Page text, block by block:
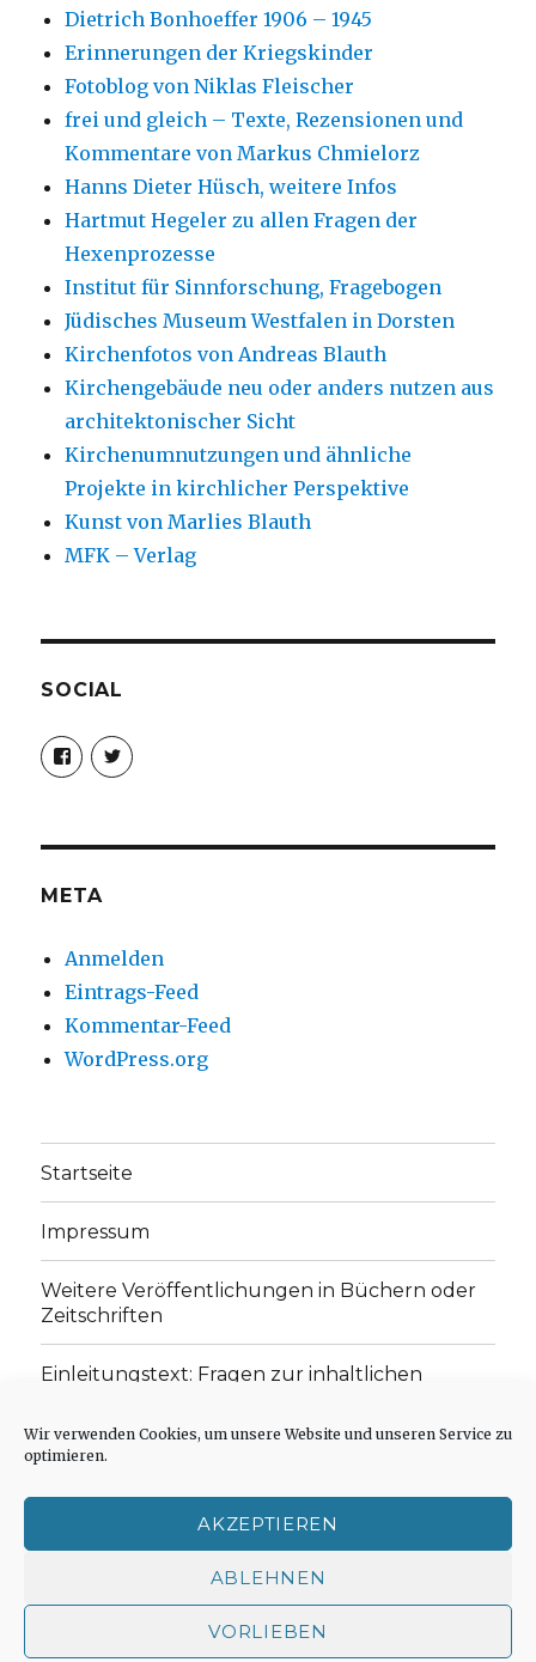
Wir verwenden Cookies, um unsere Website und unseren Service zu
optimieren.
AKZEPTIEREN
ABLEHNEN
VORLIEBEN
Dietrich Bonhoeffer 1906 – 1945
Erinnerungen der Kriegskinder
Fotoblog von Niklas Fleischer
frei und gleich – Texte, Rezensionen und
Kommentare von Markus Chmielorz
Hanns Dieter Hüsch, weitere Infos
Hartmut Hegeler zu allen Fragen der
Hexenprozesse
Institut für Sinnforschung, Fragebogen
Jüdisches Museum Westfalen in Dorsten
Kirchenfotos von Andreas Blauth
Kirchengebäude neu oder anders nutzen aus
architektonischer Sicht
Kirchenumnutzungen und ähnliche
Projekte in kirchlicher Perspektive
Kunst von Marlies Blauth
MFK – Verlag
SOCIAL
Profil
von
christoph.fleischer1
anzeigen
Profil
von
anzeigen
META
Anmelden
Eintrags-Feed
Kommentar-Feed
WordPress.org
Startseite
Impressum
Weitere Veröffentlichungen in Büchern oder
Zeitschriften
Einleitungstext: Fragen zur inhaltlichen
„schwachen Glaubens“
Cookie-Richtlinie (EU)
Impressum